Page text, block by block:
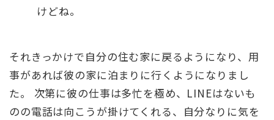
けどね。
それきっかけで自分の住む家に戻るようになり、用
事があれば彼の家に泊まりに行くようになりまし
た。 次第に彼の仕事は多忙を極め、LINEはないも
のの電話は向こうが掛けてくれる、自分なりに気を